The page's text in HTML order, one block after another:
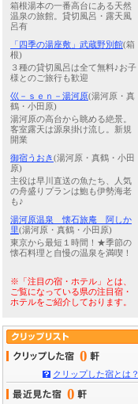
箱根湯本の一番高台にある天然
温泉の旅館。貸切風呂・露天風
呂有
「四季の湯座敷」武蔵野別館(箱
根)
３種の貸切風呂は全て無料♪お子
様とのご旅行も歓迎
巛－ｓｅｎ－湯河原(湯河原・真
鶴・小田原)
湯河原の高台から眺める絶景。
客室露天は源泉掛け流し。新規
開業
御宿うおき(湯河原・真鶴・小田
原)
主役は早川直送の魚たち、人気
の舟盛りプランは鮑も伊勢海老
も♪
湯河原温泉 懐石旅庵 阿しか
里(湯河原・真鶴・小田原)
東京から最短１時間！★季節の
懐石料理と自慢の温泉を満喫！
※「注目の宿・ホテル」とは、
ご覧になっている県の注目宿・
ホテルをご紹介しております。
0
クリップした宿とは？
0